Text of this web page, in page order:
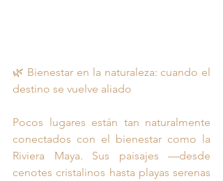
🌿 Bienestar en la naturaleza: cuando el
destino se vuelve aliado
Pocos lugares están tan naturalmente
conectados con el bienestar como la
Riviera Maya. Sus paisajes —desde
cenotes cristalinos hasta playas serenas